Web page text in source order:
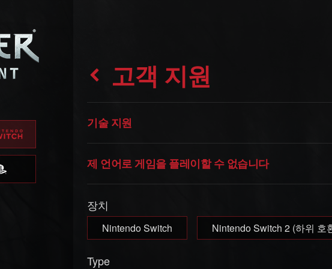
고객 지원
기술 지원
제 언어로 게임을 플레이할 수 없습니다
장치
Nintendo Switch Nintendo Switch 2 (하위 호
Type